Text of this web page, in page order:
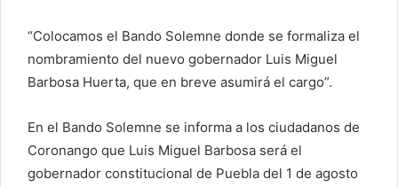
“Colocamos el Bando Solemne donde se formaliza el
nombramiento del nuevo gobernador Luis Miguel
Barbosa Huerta, que en breve asumirá el cargo”.
En el Bando Solemne se informa a los ciudadanos de
Coronango que Luis Miguel Barbosa será el
gobernador constitucional de Puebla del 1 de agosto